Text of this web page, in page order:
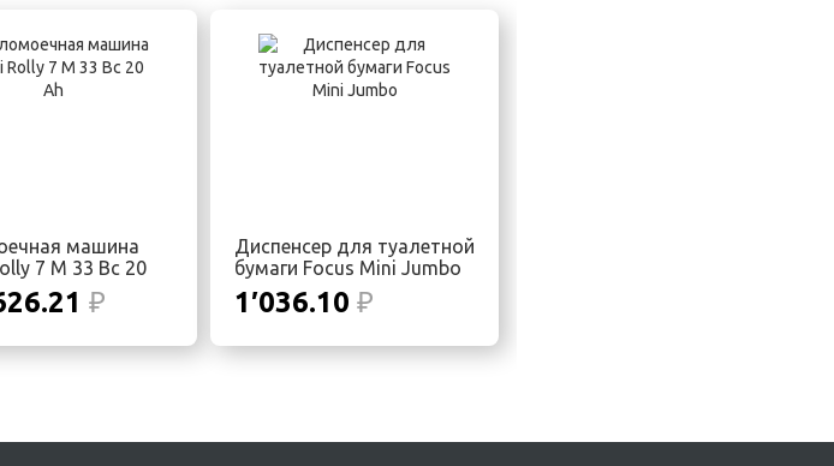
машина
7 M 33 Bc 20
₽
Диспенсер для туалетной
бумаги Focus Mini Jumbo
1′036.10 ₽